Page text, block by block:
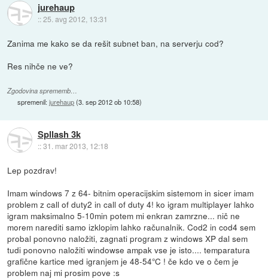
jurehaup
::25. avg 2012, 13:31
Zanima me kako se da rešit subnet ban, na serverju cod?
Res nihče ne ve?
Zgodovina sprememb…
spremenil:jurehaup(3. sep 2012 ob 10:58)
Spllash 3k
::31. mar 2013, 12:18
Lep pozdrav!
Imam windows 7 z 64- bitnim operacijskim sistemom in sicer imam
problem z call of duty2 in call of duty 4! ko igram multiplayer lahko
igram maksimalno 5-10min potem mi enkran zamrzne... nič ne
morem narediti samo izklopim lahko računalnik. Cod2 in cod4 sem
probal ponovno naložiti, zagnati program z windows XP dal sem
tudi ponovno naložiti windowse ampak vse je isto.... temparatura
grafične kartice med igranjem je 48-54°C ! če kdo ve o čem je
problem naj mi prosim pove :s